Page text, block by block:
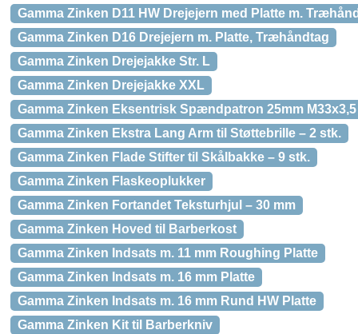
Gamma Zinken D11 HW Drejejern med Platte m.
Gamma Zinken D16 Drejejern m. Platte, Træhåndtag
Gamma Zinken Drejejakke Str. L
Gamma Zinken Drejejakke XXL
Gamma Zinken Eksentrisk Spændpatron 25mm M33x3,5
Gamma Zinken Ekstra Lang Arm til Støttebrille – 2 stk.
Gamma Zinken Flade Stifter til Skålbakke – 9 stk.
Gamma Zinken Flaskeoplukker
Gamma Zinken Fortandet Teksturhjul – 30 mm
Gamma Zinken Hoved til Barberkost
Gamma Zinken Indsats m. 11 mm Roughing Platte
Gamma Zinken Indsats m. 16 mm Platte
Gamma Zinken Indsats m. 16 mm Rund HW Platte
Gamma Zinken Kit til Barberkniv